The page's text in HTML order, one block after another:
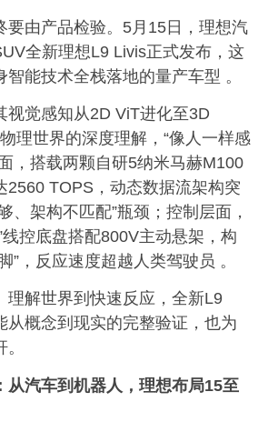
要由产品检验。5月15日，理想汽
全新理想L9 Livis正式发布，这
能技术全栈落地的量产车型 。
视觉感知从2D ViT进化至3D
理世界的深度理解，“像人一样感
，搭载两颗自研5纳米马赫M100
2560 TOPS，动态数据流架构突
、架构不匹配”瓶颈；控制层面，
线控底盘搭配800V主动悬架，构
”，反应速度超越人类驾驶员 。
理解世界到快速反应，全新L9
从概念到现实的完整验证，也为
从汽车到机器人，理想布局15至